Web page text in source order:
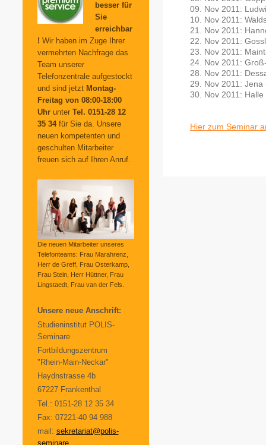
09. Nov 2011:
10. Nov 2011:
21. Nov 2011:
22. Nov 2011:
23. Nov 2011:
24. Nov 2011:
28. Nov 2011:
29. Nov 2011: Jena
30. Nov 2011: Halle
Hier zum Seminar
besser für
Sie
erreichbar
! Wir haben im Zuge Ihrer
vermehrten Nachfrage das
Team unserer
Telefonzentrale aufgestockt
und sind jetzt Montag-
Freitag von 08:00-18:00
Uhrunter Tel. 0151-28 12
35 34für Sie da. Unsere
neuen kompetenten und
geschulten Mitarbeiter
freuen sich auf Ihren Anruf.
Die neuen Mitarbeiter unseres
Telefonteams: Frau Marahrenz,
Herr de Greff, Frau Osterkamp,
Frau Stein, Herr Hüttner, Frau
Lingstaedt, Frau van der Fels.
Unsere neue Anschrift:
Studieninstitut POLIS-
Seminare
Fortbildungszentrum
"Rhein-Main-Neckar"
Haydnstrasse 4b
67227 Frankenthal
Tel.: 0151-28 12 35 34
Fax: 07221-40 94 988
mail: sekretariat@polis-
seminare